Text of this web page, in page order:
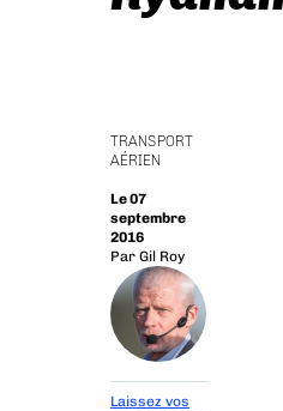
TRANSPORT
AÉRIEN
Le 07
septembre
2016
Par Gil Roy
Laissez vos